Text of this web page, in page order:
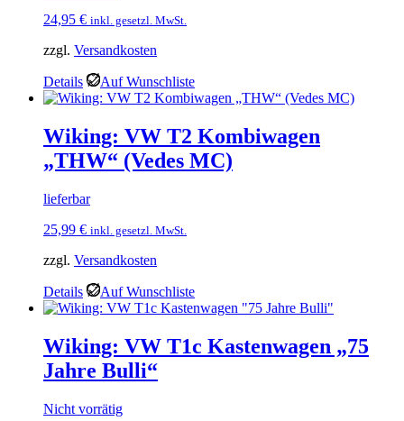
24,95 € inkl. gesetzl. MwSt.
zzgl. Versandkosten
Details Auf Wunschliste
Wiking: VW T2 Kombiwagen
„THW“ (Vedes MC)
lieferbar
25,99 € inkl. gesetzl. MwSt.
zzgl. Versandkosten
Details Auf Wunschliste
Wiking: VW T1c Kastenwagen „75
Jahre Bulli“
Nicht vorrätig